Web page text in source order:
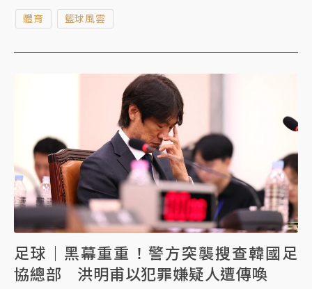
萬美元（約台幣16億元）的和解金。
體育 籃球風雲
足球｜黑幕重重！警方突襲搜查韓國足
協總部 洪明甫以犯罪嫌疑人遭傳喚